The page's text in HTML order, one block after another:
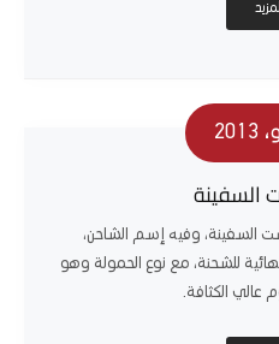
المزيد
السفينة
السفينة، وفيه إسم الشاحن،
للشحنة، مع نوع الحمولة وهو
عالي الكثافة.